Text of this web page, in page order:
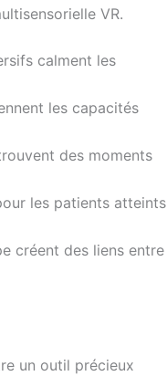
VR.
calment les
les capacités
des moments
les patients atteints
créent des liens entre
un outil précieux